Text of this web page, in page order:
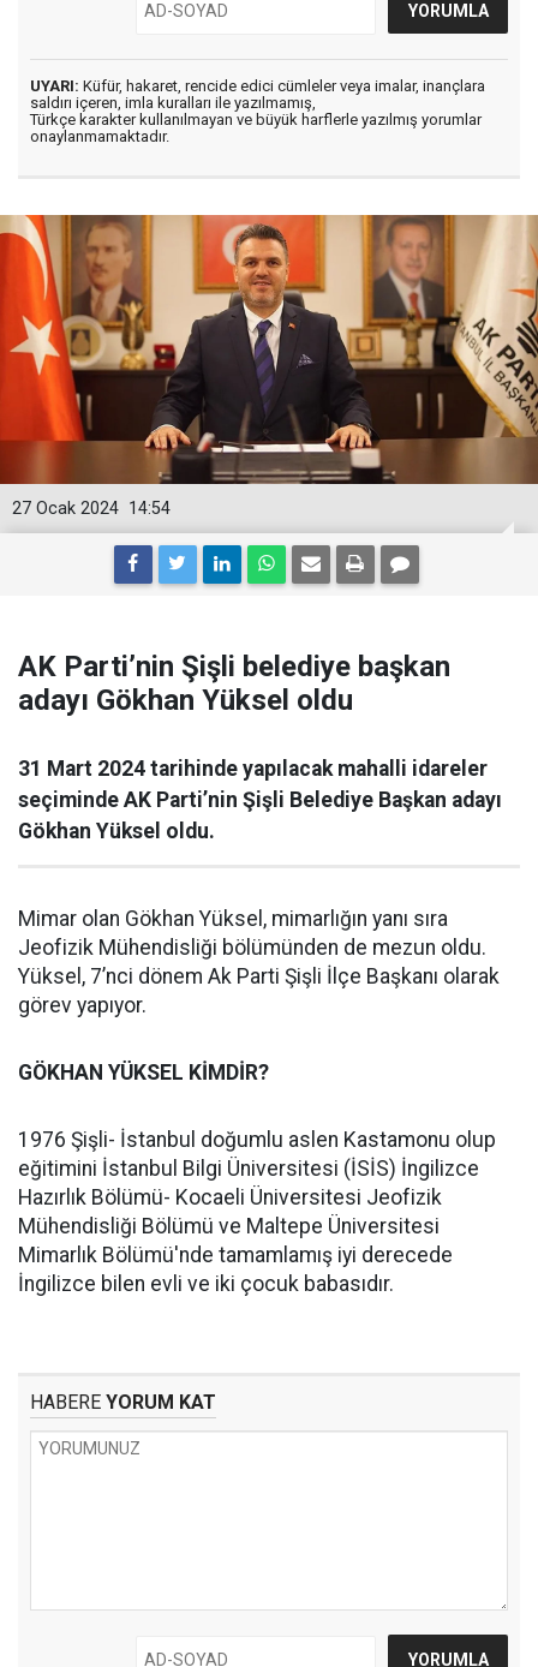
UYARI: Küfür, hakaret, rencide edici cümleler veya imalar, inançlara
saldırı içeren, imla kuralları ile yazılmamış,
Türkçe karakter kullanılmayan ve büyük harflerle yazılmış yorumlar
onaylanmamaktadır.
14:54
27 Ocak 2024
AK Parti’nin Şişli belediye başkan
adayı Gökhan Yüksel oldu
31 Mart 2024 tarihinde yapılacak mahalli idareler
seçiminde AK Parti’nin Şişli Belediye Başkan adayı
Gökhan Yüksel oldu.
Mimar olan Gökhan Yüksel, mimarlığın yanı sıra
Jeofizik Mühendisliği bölümünden de mezun oldu.
Yüksel, 7’nci dönem Ak Parti Şişli İlçe Başkanı olarak
görev yapıyor.
GÖKHAN YÜKSEL KİMDİR?
1976 Şişli- İstanbul doğumlu aslen Kastamonu olup
eğitimini İstanbul Bilgi Üniversitesi (İSİS) İngilizce
Hazırlık Bölümü- Kocaeli Üniversitesi Jeofizik
Mühendisliği Bölümü ve Maltepe Üniversitesi
Mimarlık Bölümü'nde tamamlamış iyi derecede
İngilizce bilen evli ve iki çocuk babasıdır.
HABERE YORUM KAT